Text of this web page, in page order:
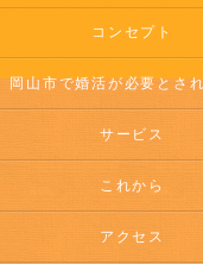
コンセプト
岡山市で婚活が必要とさ
サービス
これから
アクセス